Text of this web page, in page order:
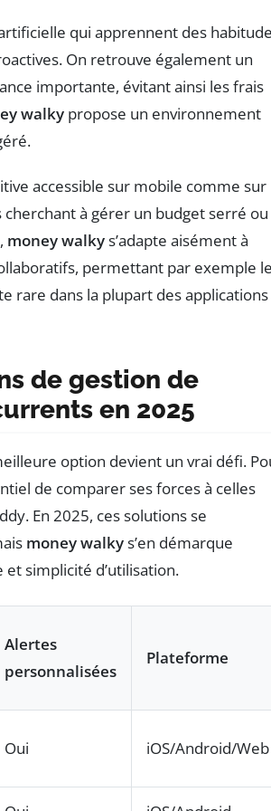
qui apprennent des
On retrouve également un
importante, évitant ainsi les frais
walky propose un environnement
accessible sur mobile comme sur
cherchant à gérer un budget serré ou
money walkys’adapte aisément à
permettant par exemple
rare dans la plupart des applications
de gestion de
en 2025
option devient un vrai défi.
de comparer ses forces à celles
En 2025, ces solutions se
money walkys’en démarque
simplicité d’utilisation.
Alertes
personnalisées
Plateforme
Oui iOS/Android/Web